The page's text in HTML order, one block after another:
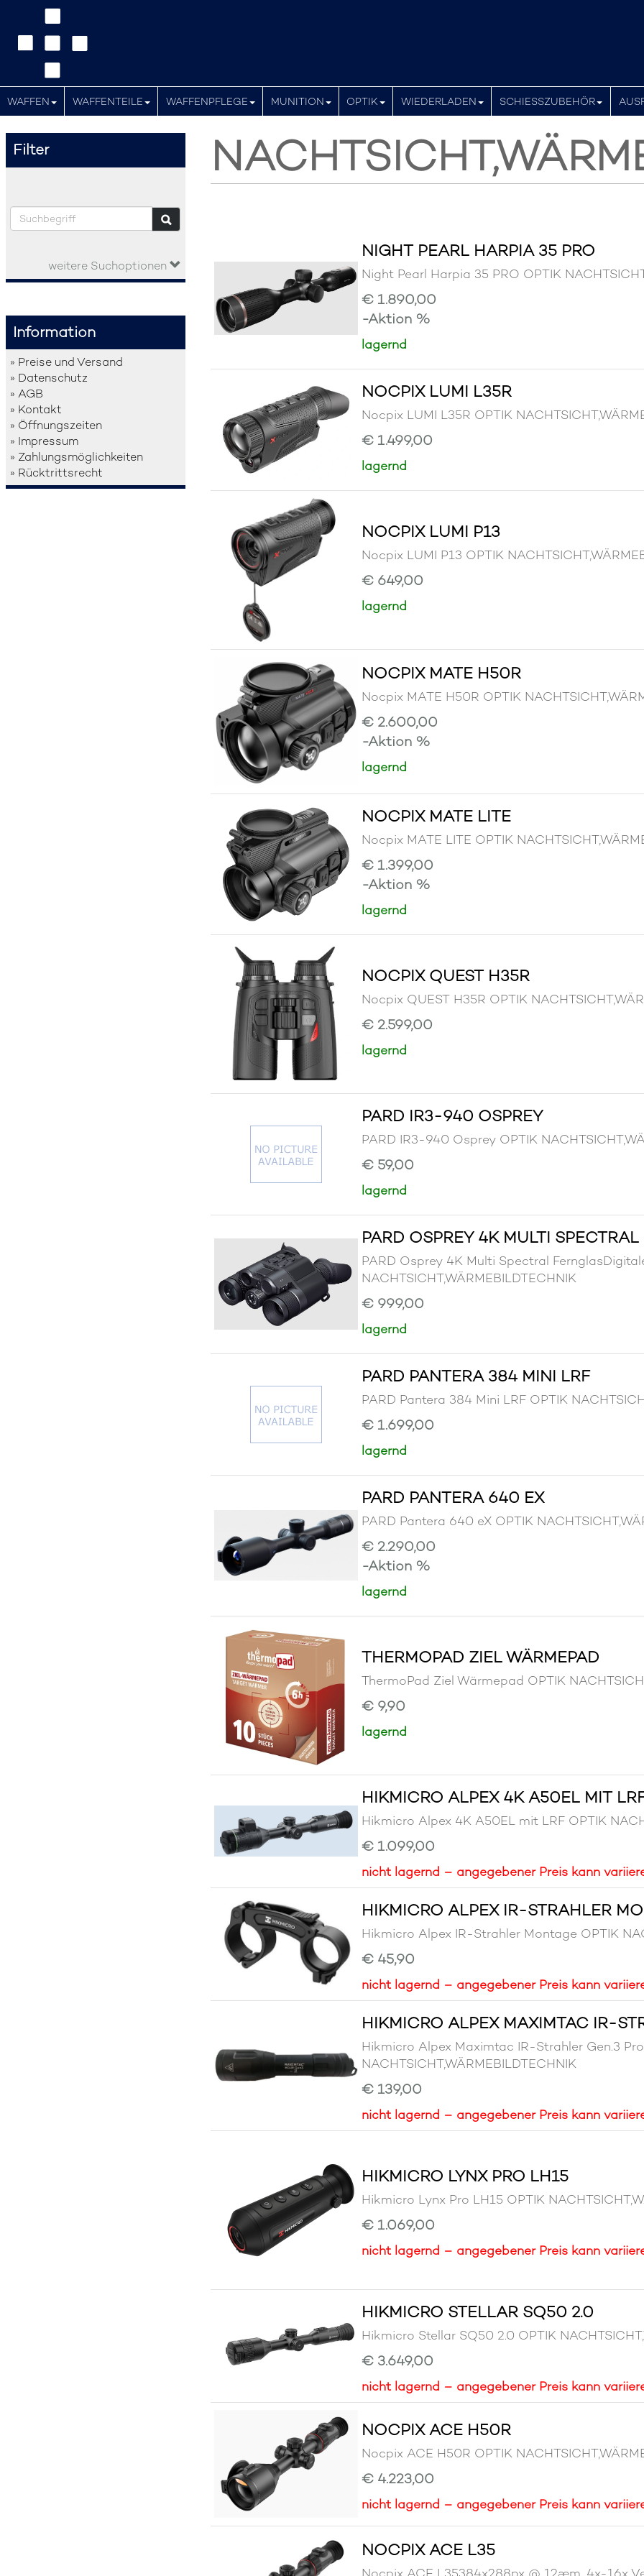
WAFFEN WAFFENTEILE WAFFENPFLEGE MUNITION OPTIK WIEDERLADEN SCHIESSZUBEHÖR
Filter
weitere Suchoptionen
Information
» Preise und Versand
» Datenschutz
» AGB
» Kontakt
» Öffnungszeiten
» Impressum
» Zahlungsmöglichkeiten
» Rücktrittsrecht
NIGHT PEARL HARPIA 35 PRO
Night Pearl Harpia 35 PRO OPTIK
€ 1.890,00
-Aktion %
lagernd
NOCPIX LUMI L35R
Nocpix LUMI L35R OPTIK
€ 1.499,00
lagernd
NOCPIX LUMI P13
Nocpix LUMI P13 OPTIK
€ 649,00
lagernd
NOCPIX MATE H50R
Nocpix MATE H50R OPTIK
€ 2.600,00
-Aktion %
lagernd
NOCPIX MATE LITE
Nocpix MATE LITE OPTIK
€ 1.399,00
-Aktion %
lagernd
NOCPIX QUEST H35R
Nocpix QUEST H35R OPTIK
€ 2.599,00
lagernd
PARD IR3-940 OSPREY
PARD IR3-940 Osprey OPTIK
€ 59,00
lagernd
PARD OSPREY 4K MULTI
PARD Osprey 4K Multi Spectral
NACHTSICHT,WÄRMEBILDTECHNIK
€ 999,00
lagernd
PARD PANTERA 384 MINI LRF
PARD Pantera 384 Mini LRF OPTIK
€ 1.699,00
lagernd
PARD PANTERA 640 EX
PARD Pantera 640 eX OPTIK
€ 2.290,00
-Aktion %
lagernd
THERMOPAD ZIEL WÄRMEPAD
ThermoPad Ziel Wärmepad OPTIK
€ 9,90
lagernd
HIKMICRO ALPEX 4K A50EL MIT
Hikmicro Alpex 4K A50EL mit LRF OPTIK
€ 1.099,00
nicht lagernd – angegebener Preis kann
HIKMICRO ALPEX IR-STRAHLER
Hikmicro Alpex IR-Strahler Montage OPTIK
€ 45,90
nicht lagernd – angegebener Preis kann
HIKMICRO ALPEX MAXIMTAC IR-
Hikmicro Alpex Maximtac IR-Strahler Gen.3
NACHTSICHT,WÄRMEBILDTECHNIK
€ 139,00
nicht lagernd – angegebener Preis kann
HIKMICRO LYNX PRO LH15
Hikmicro Lynx Pro LH15 OPTIK
€ 1.069,00
nicht lagernd – angegebener Preis kann
HIKMICRO STELLAR SQ50 2.0
Hikmicro Stellar SQ50 2.0 OPTIK
€ 3.649,00
nicht lagernd – angegebener Preis kann
NOCPIX ACE H50R
Nocpix ACE H50R OPTIK
€ 4.223,00
nicht lagernd – angegebener Preis kann
NOCPIX ACE L35